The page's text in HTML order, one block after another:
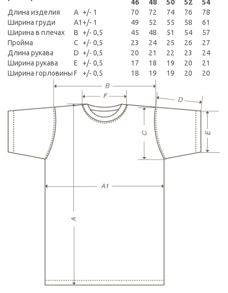
46
48
50
52
54
Длина изделия
A +/- 1 70 72 74 76
78
Ширина груди
A1 +/- 1 49 52 55 58
61
Ширина в плечах
B +/- 0,5 45 48 51 54
57
Пройма
C +/- 0,5 23 24 25 26
27
Длина рукава
D +/- 0,5 20 21 22 23
24
Ширина рукава
E +/- 0,5 17 18 19 20
21
Ширина горловиныF +/- 0,5 18 19 19 20 20